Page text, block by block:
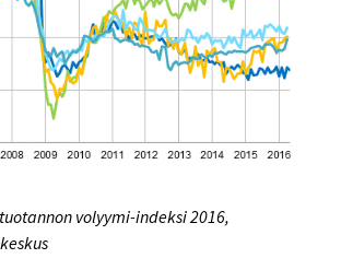
volyymi-indeksi 2016,